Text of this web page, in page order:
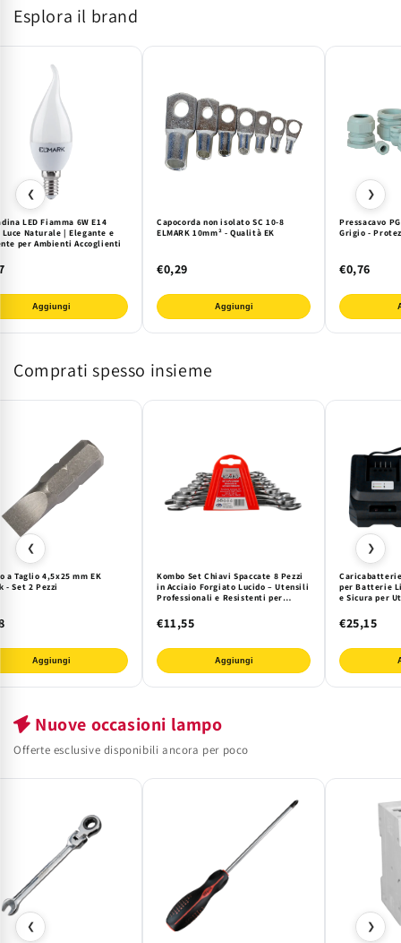
Esplora il brand
❮
LED Fiamma 6W E14
Luce Naturale | Elegante e
per Ambienti Accoglienti
Aggiungi
Capocorda non isolato SC 10-8
ELMARK 10mm² - Qualità EK
€0,29
Aggiungi
Pressacavo
Grigio -
€0,76
❯
Comprati spesso insieme
❮
a Taglio 4,5x25 mm EK
- Set 2 Pezzi
Aggiungi
Kombo Set Chiavi Spaccate 8 Pezzi
in Acciaio Forgiato Lucido – Utensili
Professionali e Resistenti per
Pratico Supporto
€11,55
Aggiungi
per Batterie
e Sicura per
€25,15
❯
Nuove occasioni lampo
Offerte esclusive disponibili ancora per poco
❮ ❯